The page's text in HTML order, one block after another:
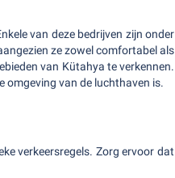
van deze bedrijven zijn onder
ze zowel comfortabel als
van Kütahya te verkennen.
omgeving van de luchthaven is.
verkeersregels. Zorg ervoor dat